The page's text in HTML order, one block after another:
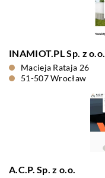
INAMIOT.PL Sp. z o.o.
Macieja Rataja 26
51-507 Wrocław
A.C.P. Sp. z o.o.